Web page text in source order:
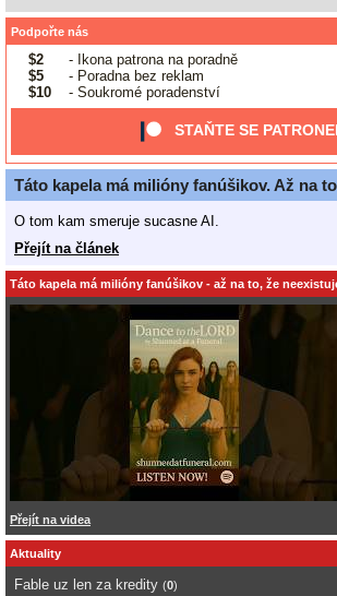
Podpořte nás
$2
- Ikona patrona na poradně
$5
- Poradna bez reklam
$10
- Soukromé poradenství
STAŇTE SE
Táto kapela má milióny fanúšikov. Až na
O tom kam smeruje sucasne AI.
Přejít na článek
Táto kapela má milióny fanúšikov - až na to, že
Přejít na videa
Aktuality
Fable uz len za kredity (0)